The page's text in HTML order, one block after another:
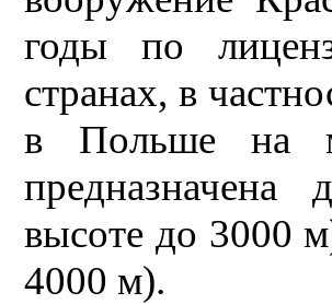
годы по
странах, в
в Польше на
высоте до 3000
4000 м).